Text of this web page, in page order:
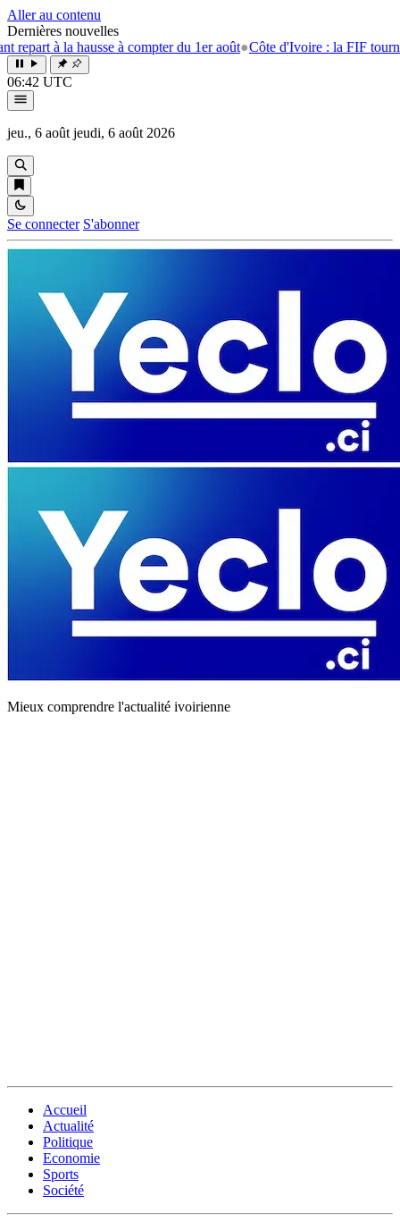
Aller au contenu
Dernières nouvelles
hausse à compter du 1er août●Côte d'Ivoire : la FIF tourne la page
06:42 UTC
jeu., 6 août jeudi, 6 août 2026
Se connecter S'abonner
Mieux comprendre l'actualité ivoirienne
Accueil
Actualité
Politique
Economie
Sports
Société